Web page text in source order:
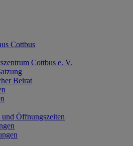
Cottbus
Cottbus e. V.
Beirat
Öffnungszeiten